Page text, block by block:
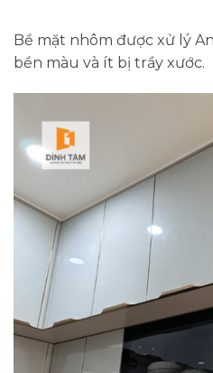
Bề mặt nhôm được xử lý
bền màu và ít bị trầy xước.